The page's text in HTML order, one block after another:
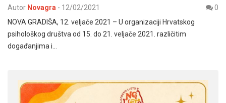
Autor Novagra - 12/02/2021
0
NOVA GRADIŠA, 12. veljače 2021 – U organizaciji Hrvatskog
psihološkog društva od 15. do 21. veljače 2021. različitim
događanjima i…